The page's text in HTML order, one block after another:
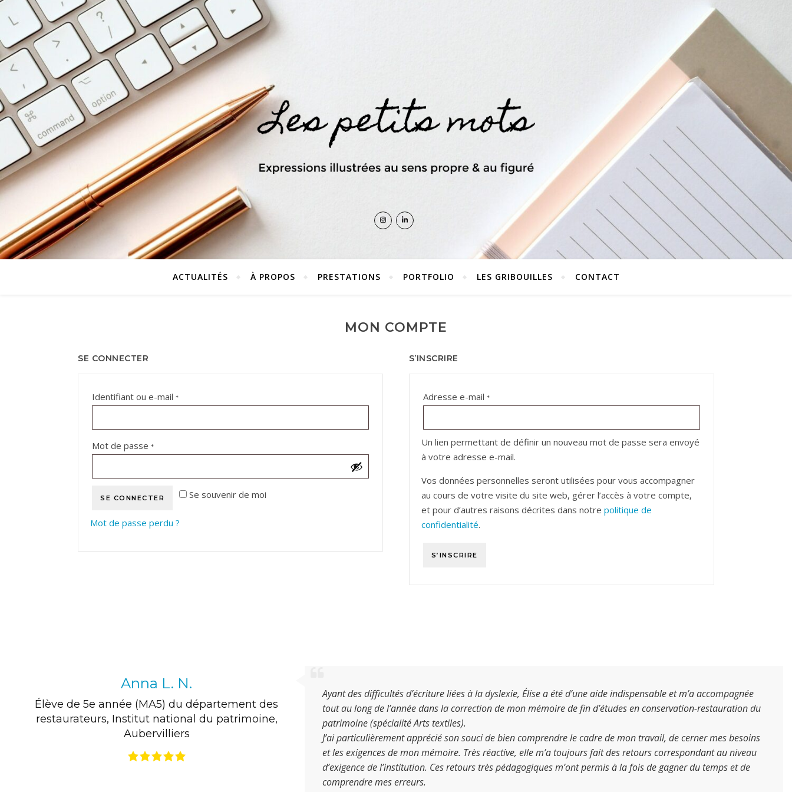
ACTUALITÉS À PROPOS PRESTATIONS PORTFOLIO LES GRIBOUILLES CONTACT
MON COMPTE
SE CONNECTER
Identifiant ou e-mail *
Mot de passe *
Se souvenir de moi
SE CONNECTER
Mot de passe perdu ?
S’INSCRIRE
Adresse e-mail *
Un lien permettant de définir un nouveau mot de passe sera envoyé
à votre adresse e-mail.
Vos données personnelles seront utilisées pour vous accompagner
au cours de votre visite du site web, gérer l’accès à votre compte,
et pour d’autres raisons décrites dans notre politique de
confidentialité.
S’INSCRIRE
Anna L. N.
Élève de 5e année (MA5) du département des
restaurateurs, Institut national du patrimoine,
Aubervilliers
Ayant des difficultés d’écriture liées à la dyslexie, Élise a été d’une aide indispensable et m’a accompagnée
tout au long de l’année dans la correction de mon mémoire de fin d’études en conservation-restauration du
patrimoine (spécialité Arts textiles).
J’ai particulièrement apprécié son souci de bien comprendre le cadre de mon travail, de cerner mes besoins
et les exigences de mon mémoire. Très réactive, elle m’a toujours fait des retours correspondant au niveau
d’exigence de l’institution. Ces retours très pédagogiques m’ont permis à la fois de gagner du temps et de
comprendre mes erreurs.